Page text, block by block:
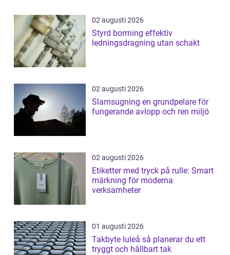
02 augusti 2026
Styrd borrning effektiv
ledningsdragning utan schakt
02 augusti 2026
Slamsugning en grundpelare för
fungerande avlopp och ren miljö
02 augusti 2026
Etiketter med tryck på rulle: Smart
märkning för moderna
verksamheter
01 augusti 2026
Takbyte luleå så planerar du ett
tryggt och hållbart tak